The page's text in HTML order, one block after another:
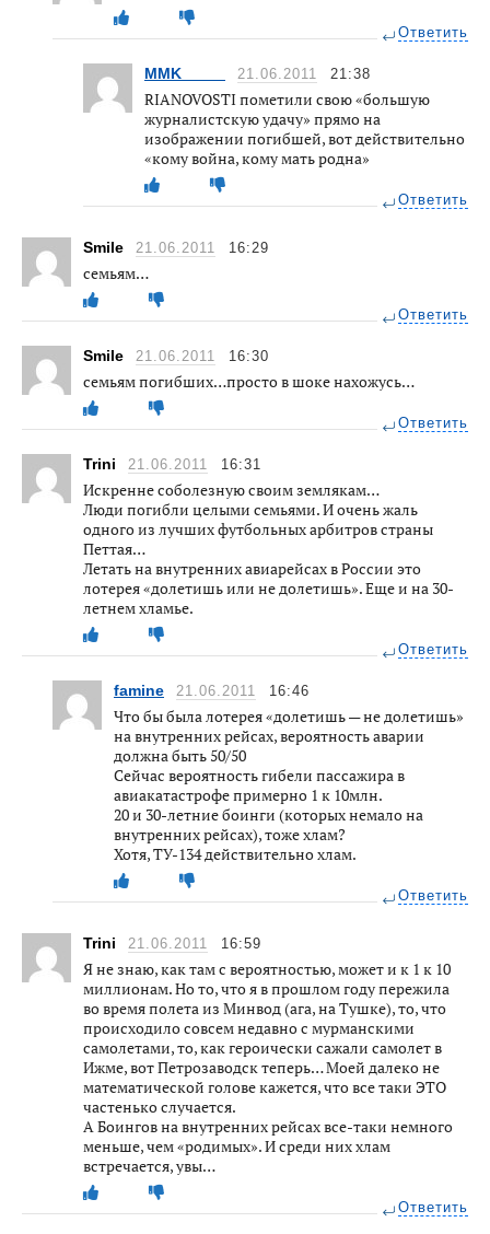
Ответить
MMK_____ 21.06.2011 21:38
RIANOVOSTI пометили свою «большую
журналистскую удачу» прямо на
изображении погибшей, вот действительно
«кому война, кому мать родна»
Ответить
Smile 21.06.2011 16:29
семьям…
Ответить
Smile 21.06.2011 16:30
семьям погибших…просто в шоке нахожусь…
Ответить
Trini 21.06.2011 16:31
Искренне соболезную своим землякам…
Люди погибли целыми семьями. И очень жаль
одного из лучших футбольных арбитров страны
Петтая…
Летать на внутренних авиарейсах в России это
лотерея «долетишь или не долетишь». Еще и на 30-
летнем хламье.
Ответить
famine 21.06.2011 16:46
Что бы была лотерея «долетишь — не долетишь»
на внутренних рейсах, вероятность аварии
должна быть 50/50
Сейчас вероятность гибели пассажира в
авиакатастрофе примерно 1 к 10млн.
20 и 30-летние боинги (которых немало на
внутренних рейсах), тоже хлам?
Хотя, ТУ-134 действительно хлам.
Ответить
Trini 21.06.2011 16:59
Я не знаю, как там с вероятностью, может и к 1 к 10
миллионам. Но то, что я в прошлом году пережила
во время полета из Минвод (ага, на Тушке), то, что
происходило совсем недавно с мурманскими
самолетами, то, как героически сажали самолет в
Ижме, вот Петрозаводск теперь… Моей далеко не
математической голове кажется, что все таки ЭТО
частенько случается.
А Боингов на внутренних рейсах все-таки немного
меньше, чем «родимых». И среди них хлам
встречается, увы…
Ответить